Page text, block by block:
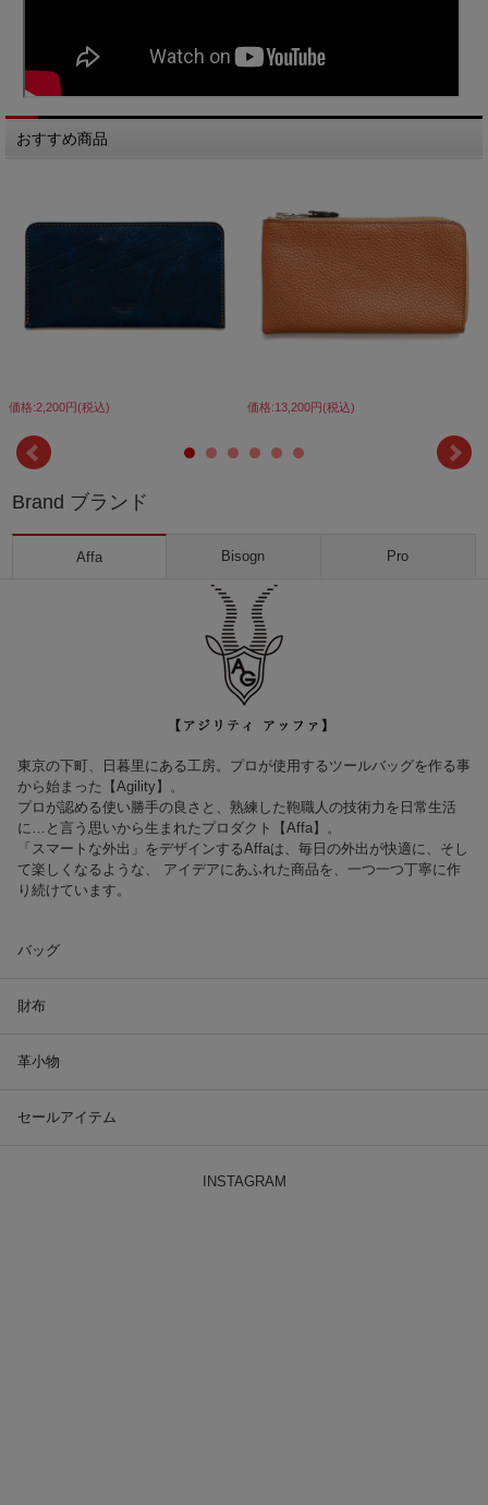
おすすめ商品
価格:2,200円(税込) 価格:13,200円(税込)
Brand ブランド
Affa Bisogn Pro
東京の下町、日暮里にある工房。プロが使用するツールバッグを作る事
から始まった【Agility】。
プロが認める使い勝手の良さと、熟練した鞄職人の技術力を日常生活
に…と言う思いから生まれたプロダクト【Affa】。
「スマートな外出」をデザインするAffaは、毎日の外出が快適に、そし
て楽しくなるような、 アイデアにあふれた商品を、一つ一つ丁寧に作
り続けています。
バッグ
財布
革小物
セールアイテム
INSTAGRAM